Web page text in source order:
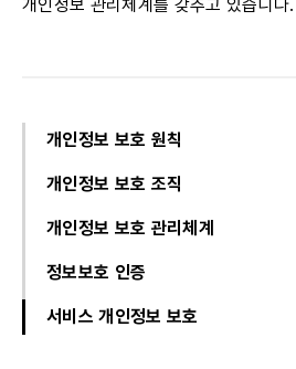
개인정보 관리체계를 갖추고 있습니다.
개인정보 보호 원칙
개인정보 보호 조직
개인정보 보호 관리체계
정보보호 인증
서비스 개인정보 보호